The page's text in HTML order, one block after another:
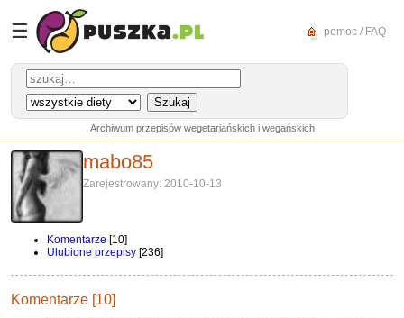
☰ pomoc / FAQ
Archiwum przepisów wegetariańskich i wegańskich
mabo85
Zarejestrowany: 2010-10-13
Komentarze [10]
Ulubione przepisy [236]
Komentarze [10]